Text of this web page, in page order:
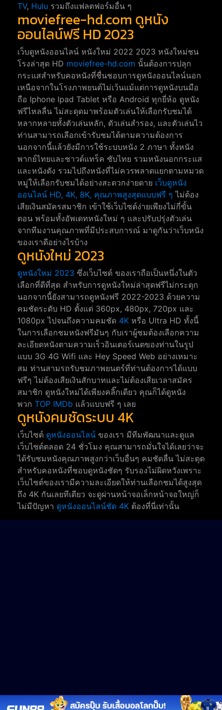
TV, Hulu รวมถึงแฟลตฟอร์มอื่น ๆ
moviefree-hd.com ดูหนัง
ออนไลน์ฟรี HD 2023
เว็บดูหนังออนไลน์ หนังใหม่ 2022 2023 หนังใหม่ชน
โรงล่าสุด HD moviefree-hd.com นั้นต้องการปลุก
กระแสสำหรับคอหนังที่ชื่นชอบการดูหนังออนไลน์นอก
เหนือจากในโรงภาพยนต์ไม่เว้นแม้แต่การดูหนังบนมือ
ถือ Iphone Ipad Tablet หรือ Android ทุกยี่ห้อ ดูหนัง
ฟรีไหลลื่น ไม่สะดุดมาพร้อมตัวเล่นให้เลือกรับชมได้
หลากหลายทั้งตัวเล่นหลัก, ตัวเล่นสำรอง, และตัวเล่นไว
ท่านสามารถเลือกเข้ารับชมได้ตามความต้องการ
นอกจากนี้แล้วยังมีการใช้ระบบหนัง 2 ภาษา ทั้งหนัง
พากย์ไทยและซาวด์แทร็ค ซับไทย รวมหนังนอกกระแส
และหนังดัง รวมไปถึงหนังที่ไม่ควรพลาดแยกตามหมวด
หมู่ให้เลือกรับชมได้อย่างสะดวกง่ายดาย เว็บดูหนัง
ออนไลน์ HD, 4K, 8K, คุณภาพสูงสุดแบบฟรี ๆ ไม่ต้อง
เสียเงินสมัครสมาชิก เข้าใช้เว็บไซต์ง่ายเพียงไม่กี่ขั้น
ตอน พร้อมทั้งอัพเดทหนังใหม่ ๆ และปรับปรุ่งตัวเล่น
จากทีมงานคุณภาพที่มีประสบการณ์ มาดูกันว่าเว็บหนัง
ของเราดีอย่างไรบ้าง
ดูหนังใหม่ 2023
ดูหนังใหม่ 2023 ซึ่งเว็บไซต์ ของเราถือเป็นหนึ่งในตัว
เลือกที่ดีที่สุด สำหรับการดูหนังใหม่ล่าสุดฟรีไม่กระตุก
นอกจากนี้ยังสามารถดูหนังฟรี 2022-2023 ด้วยความ
คมชัดระดับ HD ตั้งแต่ 360px, 480px, 720px และ
1080px ไปจนถึงความคมชัด 4K หรือ Ultra HD ทั้งนี้
ในการเลือกชมหนังฟรีมันๆ กับเราผู้ชมต้องเลือกความ
ละเอียดหนังตามความเร็วอินเตอร์เนตของท่านในรูป
แบบ 3G 4G Wifi และ Hey Speed Web อย่างเหมาะ
สม ท่านสามรถรับชมภาพยนตร์ที่ท่านต้องการได้แบบ
ฟรีๆ ไม่ต้องเสียเงินสักบาทและไม่ต้องเสียเวลาสมัคร
สมาชิก ดูหนังใหม่ได้เพียงคลิ๊กเดียว คุณก็ได้ดูหนัง
พวก TOP IMDb แล้วแบบฟรี ๆ เลย
ดูหนังคมชัดระบบ 4K
เว็บไซต์ ดูหนังออนไลน์ ของเรา มีทีมพัฒนาและดูแล
เว็บไซต์ตลอด 24 ชั่วโมง คุณสามารถมั่นใจได้เลยว่าจะ
ได้รับชมหนังคุณภาพสูงกว่าเว็บอื่นๆ คมชัดลื่น ไม่สะดุด
สำหรับคอหนังที่ชอบดูหนังชัดๆ รับรองไม่ผิดหวังเพราะ
เว็บไซต์ของเรามีความละเอียดให้ท่านเลือกชมได้สูงสุด
ถึง 4K กันเลยทีเดียว จะดูผ่านหน้าจอเล็กหน้าจอใหญ่ก็
ไม่มีปัญหา ดูหนังออนไลน์ชัด 4K ต้องที่นี่เท่านั้น